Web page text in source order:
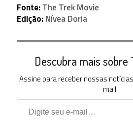
Fonte:The Trek Movie
Edição:Nívea Doria
Descubra mais sobre
Assine para receber nossas
mail.
Digite seu e-mail…